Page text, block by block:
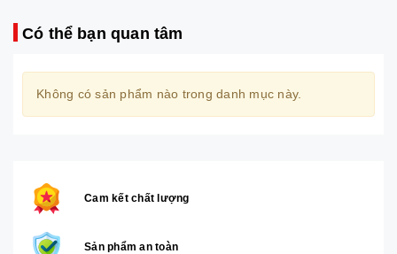
Có thể bạn quan tâm
Không có sản phẩm nào trong danh mục này.
Cam kết chất lượng
Sản phẩm an toàn